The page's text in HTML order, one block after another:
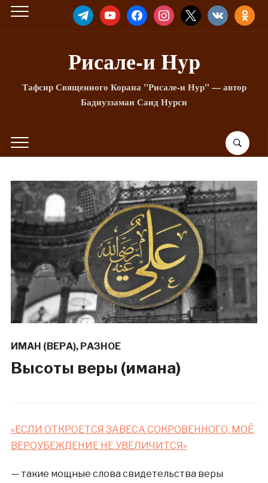
TELEGRAMYOUTUBEFACEBOOKINSTAGRAM
X VKONTAKTE
Рисале-и Hyp
Тафсир Священного Корана "Рисале-и Нур" — автор
Бадиуззаман Саид Нурси
ИМАН (ВЕРА), РАЗНОЕ
Высоты веры (имана)
«ЕСЛИ ОТКРОЕТСЯ ЗАВЕСА СОКРОВЕННОГО, МОЁ
ВЕРОУБЕЖДЕНИЕ НЕ УВЕЛИЧИТСЯ»
— такие мощные слова свидетельства веры